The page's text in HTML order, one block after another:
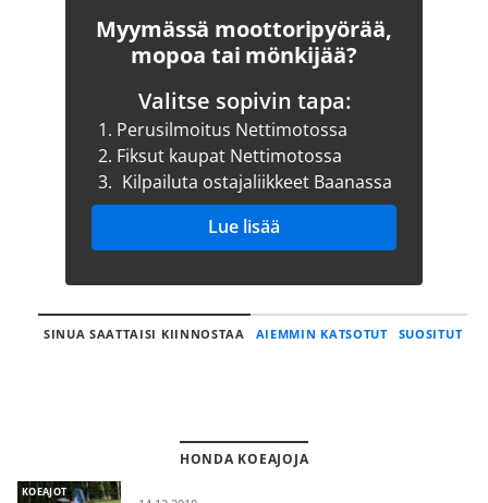
Myymässä moottoripyörää,
mopoa tai mönkijää?
Valitse sopivin tapa:
1. Perusilmoitus Nettimotossa
2. Fiksut kaupat Nettimotossa
3. Kilpailuta ostajaliikkeet Baanassa
Lue lisää
SINUA SAATTAISI KIINNOSTAA AIEMMIN KATSOTUT SUOSITUT
HONDA KOEAJOJA
KOEAJOT